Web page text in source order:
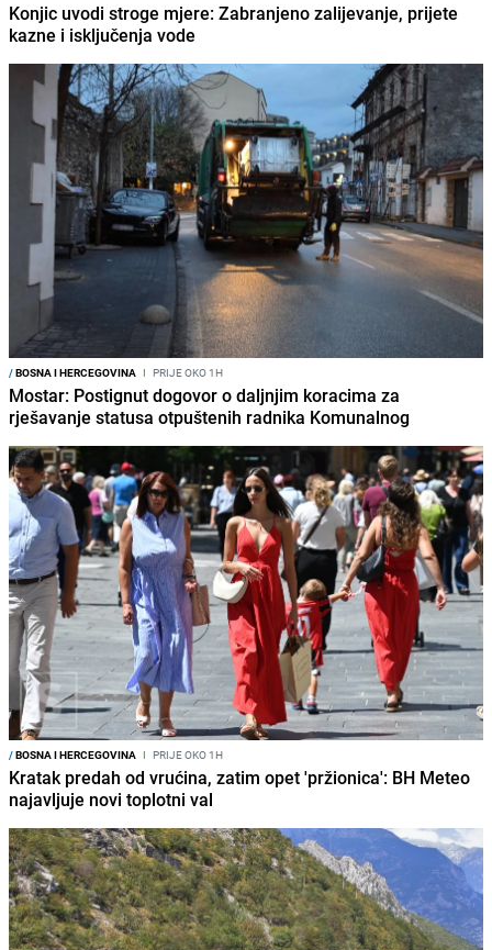
Konjic uvodi stroge mjere: Zabranjeno zalijevanje, prijete
kazne i isključenja vode
/BOSNA I HERCEGOVINA I PRIJE OKO 1H
Mostar: Postignut dogovor o daljnjim koracima za
rješavanje statusa otpuštenih radnika Komunalnog
/BOSNA I HERCEGOVINA I PRIJE OKO 1H
Kratak predah od vrućina, zatim opet 'pržionica': BH Meteo
najavljuje novi toplotni val